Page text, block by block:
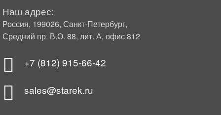
Наш адрес:
Россия, 199026, Санкт-Петербург,
Средний пр. В.О. 88, лит. А, офис 812
+7 (812) 915-66-42
sales@starek.ru